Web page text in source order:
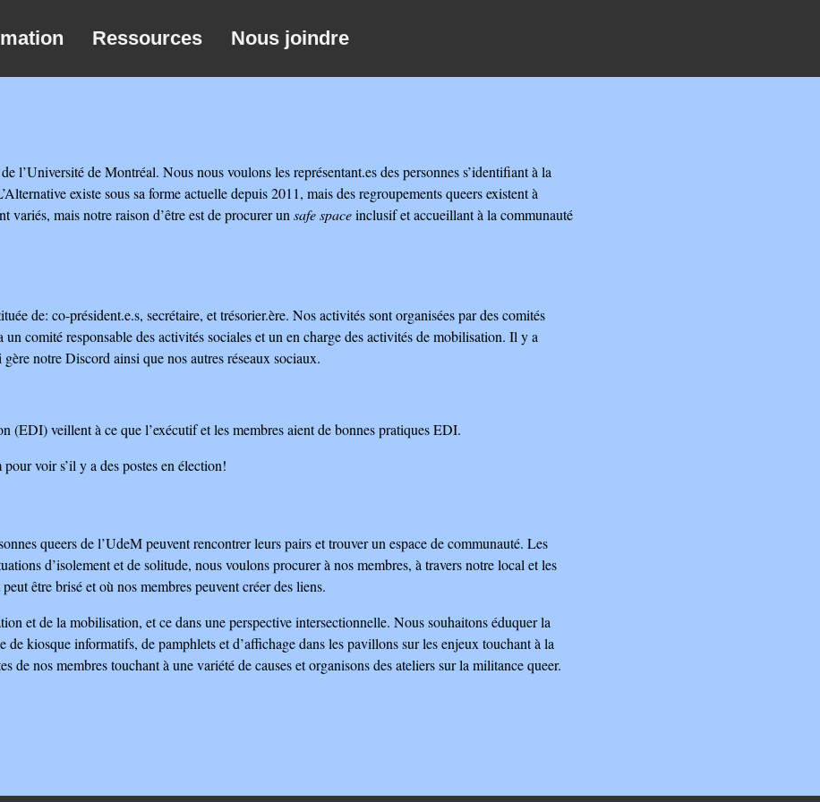
Ressources Nous joindre
l’Université de Montréal. Nous nous voulons les représentant.es des personnes s’identifiant à la
existe sous sa forme actuelle depuis 2011, mais des regroupements queers existent à
variés, mais notre raison d’être est de procurer un safe spaceinclusif et accueillant à la communauté
de: co-président.e.s, secrétaire, et trésorier.ère. Nos activités sont organisées par des comités
comité responsable des activités sociales et un en charge des activités de mobilisation. Il y a
notre Discord ainsi que nos autres réseaux sociaux.
(EDI) veillent à ce que l’exécutif et les membres aient de bonnes pratiques EDI.
voir s’il y a des postes en élection!
queers de l’UdeM peuvent rencontrer leurs pairs et trouver un espace de communauté. Les
d’isolement et de solitude, nous voulons procurer à nos membres, à travers notre local et les
être brisé et où nos membres peuvent créer des liens.
et de la mobilisation, et ce dans une perspective intersectionnelle. Nous souhaitons éduquer la
de kiosque informatifs, de pamphlets et d’affichage dans les pavillons sur les enjeux touchant à la
de nos membres touchant à une variété de causes et organisons des ateliers sur la militance queer.